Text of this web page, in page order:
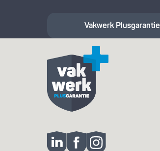
Vakwerk Plusgarantie